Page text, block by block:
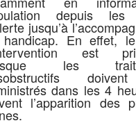
depuis les
jusqu’à
En effet,
est
les
dans les 4
l’apparition des